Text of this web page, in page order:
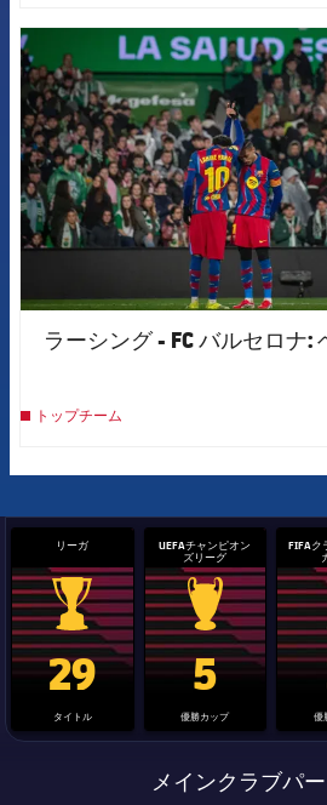
FCB
ラーシング - FC バルセロナ:
トップチーム
リーガ
La Liga trophy
29
タイトル
UEFAチャンピオン
ズリーグ
Champions
5
優勝カップ
FIFAク
優
メインクラブパ